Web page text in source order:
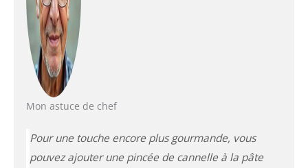
Mon astuce de chef
Pour une touche encore plus gourmande, vous
pouvez ajouter une pincée de cannelle à la pâte